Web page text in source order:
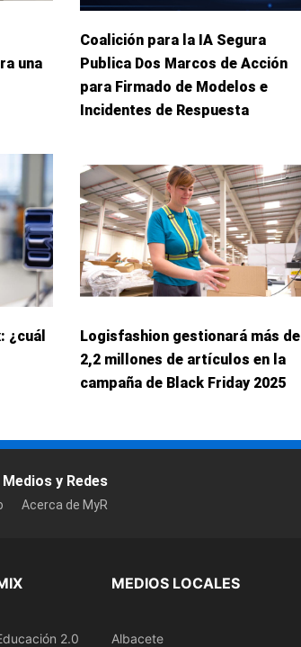
una
Coalición para la IA Segura
Publica Dos Marcos de Acción
para Firmado de Modelos e
Incidentes de Respuesta
¿cuál
Logisfashion gestionará más de
2,2 millones de artículos en la
campaña de Black Friday 2025
Medios y Redes
Acerca de MyR
2.0
MEDIOS LOCALES
Albacete